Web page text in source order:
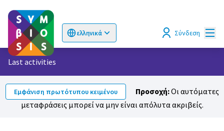
ελληνικά
Choose language Επιλογή γλώσσας Σύνδεση
Last activities
Εμφάνιση πρωτότυπου κειμένου Προσοχή:Οι αυτόματες
μεταφράσεις μπορεί να μην είναι απόλυτα ακριβείς.